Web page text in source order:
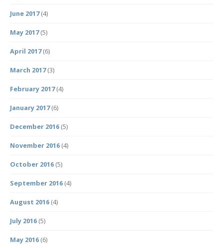
June 2017(4)
May 2017(5)
April 2017(6)
March 2017(3)
February 2017(4)
January 2017(6)
December 2016 (5)
November 2016 (4)
October 2016 (5)
September 2016 (4)
August 2016 (4)
July 2016 (5)
May 2016 (6)